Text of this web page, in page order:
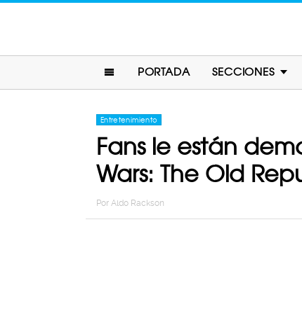
PORTADA SECCIONES
Entretenimiento
Fans le están
Wars: The Old
Por Aldo Rackson